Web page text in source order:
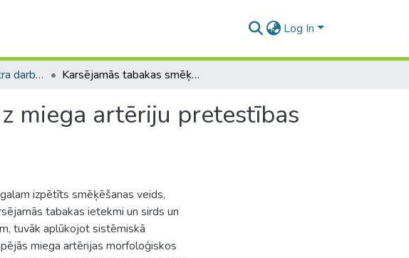
Log In
Bakalaura un maģistra darbi (MDZF) / Bachelor's and Master's theses Karsējamās tabakas smēķēšanas ietekme uz miega artēriju pretestības marķieriem.
miega artēriju pretestības
izpētīts smēķēšanas veids,
tabakas ietekmi un sirds un
tuvāk aplūkojot sistēmiskā
miega artērijas morfoloģiskos